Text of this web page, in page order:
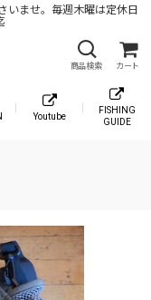
いませ。毎週木曜は定休日
商品検索 カート
Youtube
FISHING
GUIDE